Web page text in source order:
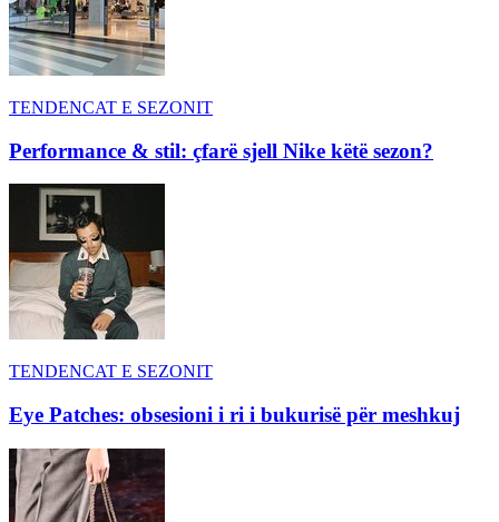
TENDENCAT E SEZONIT
Performance & stil: çfarë sjell Nike këtë sezon?
TENDENCAT E SEZONIT
Eye Patches: obsesioni i ri i bukurisë për meshkuj